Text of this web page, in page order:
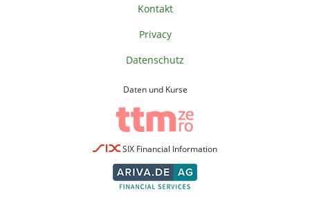
Kontakt
Privacy
Datenschutz
Daten und Kurse
SIX Financial Information